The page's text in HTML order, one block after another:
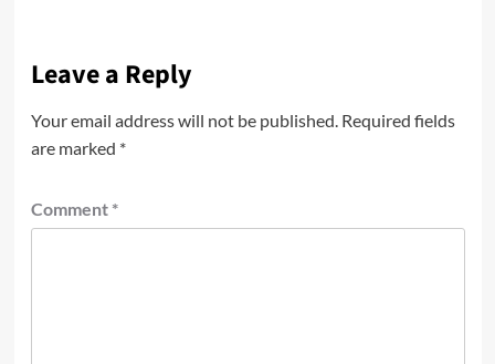
Leave a Reply
Your email address will not be published. Required fields
are marked *
Comment *